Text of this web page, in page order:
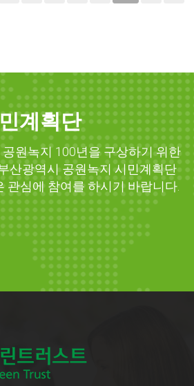
계획단
원녹지 100년을 구상하기 위한
산광역시 공원녹지 시민계획단
관심에 참여를 하시기 바랍니다.